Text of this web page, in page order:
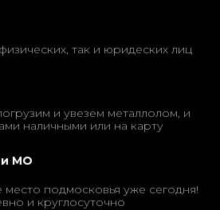
так и юридеских лиц
и увезем металлолом, и
наличными или на карту
и МО
подмосковья уже сегодня!
и круглосуточно